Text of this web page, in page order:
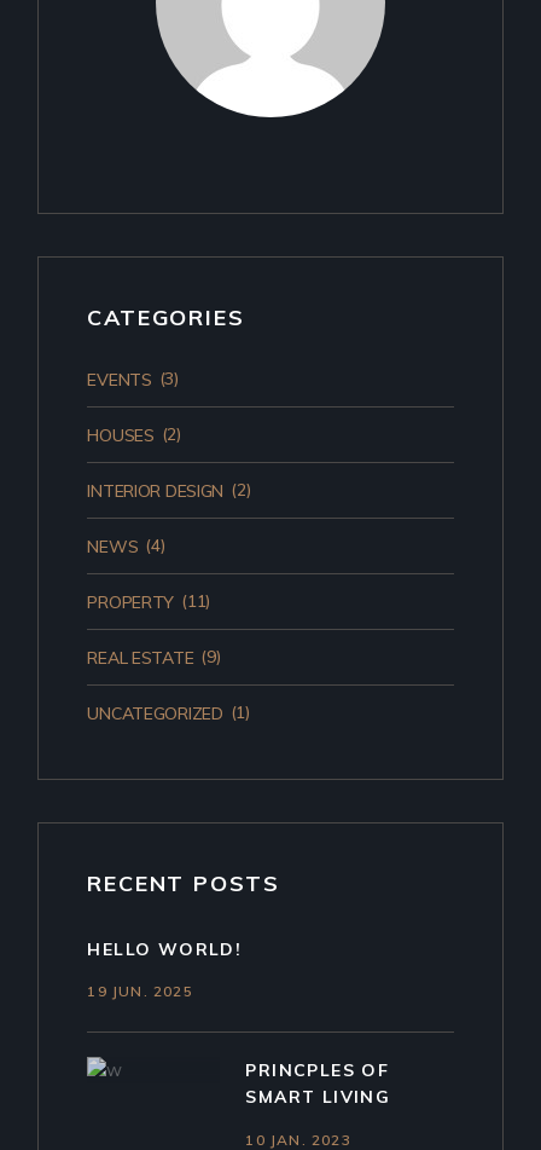
CATEGORIES
EVENTS (3)
HOUSES (2)
INTERIOR DESIGN (2)
NEWS (4)
PROPERTY (11)
REAL ESTATE (9)
UNCATEGORIZED (1)
RECENT POSTS
HELLO WORLD!
19 JUN. 2025
PRINCPLES OF
SMART LIVING
10 JAN. 2023